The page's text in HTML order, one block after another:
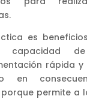
es
de
rápida y
en
permite a